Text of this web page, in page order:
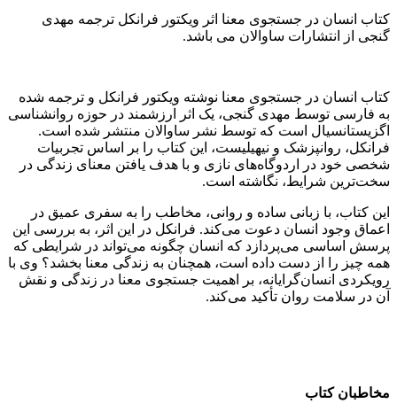
کتاب انسان در جستجوی معنا اثر ویکتور فرانکل ترجمه مهدی
گنجی از انتشارات ساوالان می باشد.
کتاب انسان در جستجوی معنا نوشته ویکتور فرانکل و ترجمه شده
به فارسی توسط مهدی گنجی، یک اثر ارزشمند در حوزه روانشناسی
اگزیستانسیال است که توسط نشر ساوالان منتشر شده است.
فرانکل، روانپزشک و نیهیلیست، این کتاب را بر اساس تجربیات
شخصی خود در اردوگاه‌های نازی و با هدف یافتن معنای زندگی در
سخت‌ترین شرایط، نگاشته است.
این کتاب، با زبانی ساده و روانی، مخاطب را به سفری عمیق در
اعماق وجود انسان دعوت می‌کند. فرانکل در این اثر، به بررسی این
پرسش اساسی می‌پردازد که انسان چگونه می‌تواند در شرایطی که
همه چیز را از دست داده است، همچنان به زندگی معنا بخشد؟ وی با
رویکردی انسان‌گرایانه، بر اهمیت جستجوی معنا در زندگی و نقش
آن در سلامت روان تأکید می‌کند.
مخاطبان کتاب